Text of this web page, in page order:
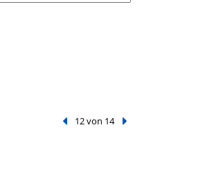
Vorheriger Treffer
12 von 14 Nächster Treffer